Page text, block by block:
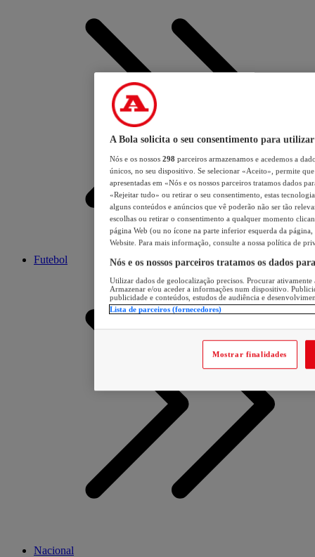
Futebol
Nacional
A Bola solicita o seu consentimento para utilizar
Nós e os nossos 298 parceiros armazenamos e acedemos a
únicos, no seu dispositivo. Se selecionar «Aceito», permite
apresentadas em «Nós e os nossos parceiros tratamos dados
«Rejeitar tudo» ou retirar o seu consentimento, estas
alguns conteúdos e anúncios que vê poderão não ser tão
escolhas ou retirar o consentimento a qualquer momento
página Web (ou no ícone na parte inferior esquerda da página,
Website. Para mais informação, consulte a nossa política de
Nós e os nossos parceiros tratamos os dados
Utilizar dados de geolocalização precisos. Procurar
Armazenar e/ou aceder a informações num dispositivo.
publicidade e conteúdos, estudos de audiência e
Lista de parceiros (fornecedores)
Mostrar finalidades